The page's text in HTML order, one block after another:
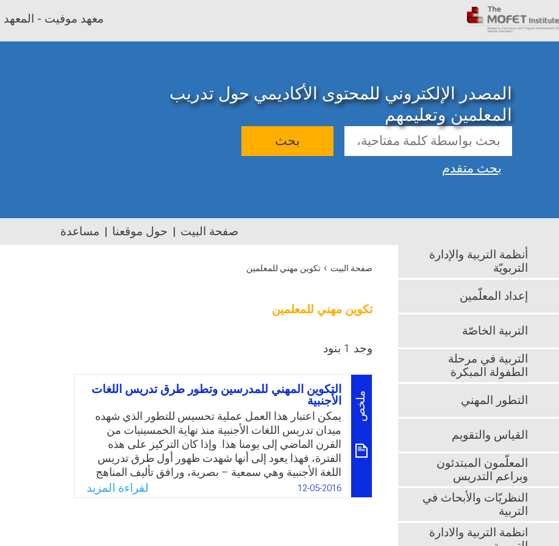
معهد موفيت - المعهد
المصدر الإلكتروني للمحتوى الأكاديمي حول تدريب
المعلمين وتعليمهم
بحث
بحث متقدم
صفحة البيت حول موقعنا مساعدة
صفحة البيت › تكوين مهني للمعلمين
تكوين مهني للمعلمين
وجد 1 بنود
ملخص
التكوين المهني للمدرسين وتطور طرق تدريس اللغات
الأجنبية
يمكن اعتبار هذا العمل عملية تحسيس للتطور الذي شهده
ميدان تدريس اللغات الأجنبية منذ نهاية الخمسينيات من
القرن الماضي إلى يومنا هذا. وإذا كان التركيز على هذه
الفترة، فهذا يعود إلى أنها شهدت ظهور أول طرق تدريس
اللغة الأجنبية وهي سمعية – بصرية، ورافق تأليف المناهج
الدراسية عملية تضمين مواد تدخل في إطار ميدان علم
النفس التربوي في برنامج تأهيل المدرسين. ومثال على
12-05-2016 لقراءة المزيد
أنظمة التربية والإدارة
التربويّة
إعداد المعلّمين
التربية الخاصّة
التربية في مرحلة
الطفولة المبكرة
التطور المهني
القياس والتقويم
المعلّمون المبتدئون
وبراعم التدريس
النظريّات والأبحاث في
التربية
انظمة التربية والادارة